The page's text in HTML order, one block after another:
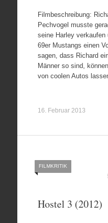
Filmbeschreibung:
Pechvogel musste
seine Harley
69er Mustangs einen
sagen, dass Richard
Männer so sind,
von coolen Autos
16. Februar 2013
FILMKRITIK
Hostel 3 (2012)